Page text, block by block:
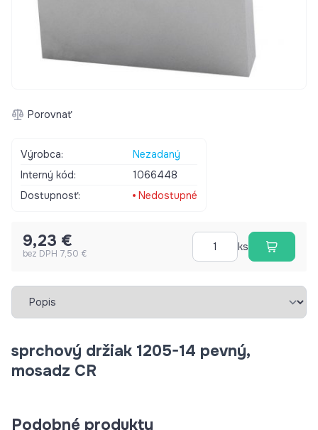
Porovnať
Výrobca:
Nezadaný
Interný kód:
1066448
Dostupnosť:
Nedostupné
9,23 €
bez DPH 7,50 €
ks
Vybrať záložku
sprchový držiak 1205-14 pevný,
mosadz CR
Podobné produkty